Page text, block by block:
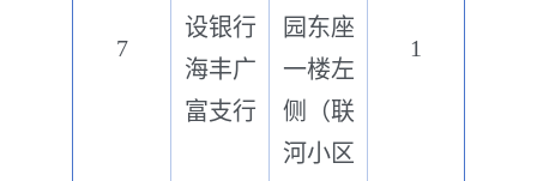
7
设银行
海丰广
富支行
园东座
一楼左
侧（联
河小区
1